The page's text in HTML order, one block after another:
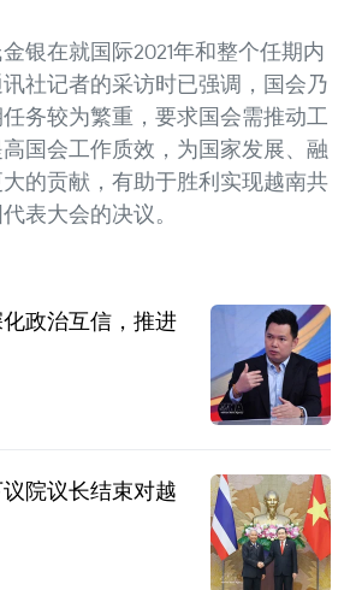
银在就国际2021年和整个任期内
社记者的采访时已强调，国会乃
务较为繁重，要求国会需推动工
国会工作质效，为国家发展、融
的贡献，有助于胜利实现越南共
表大会的决议。
政治互信，推进
院议长结束对越